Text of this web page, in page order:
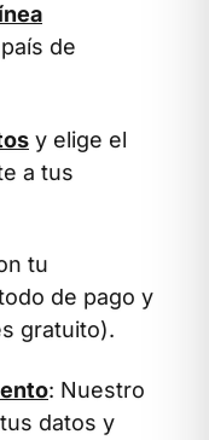
de
y elige el
a tus
tu
de pago y
gratuito).
: Nuestro
datos y